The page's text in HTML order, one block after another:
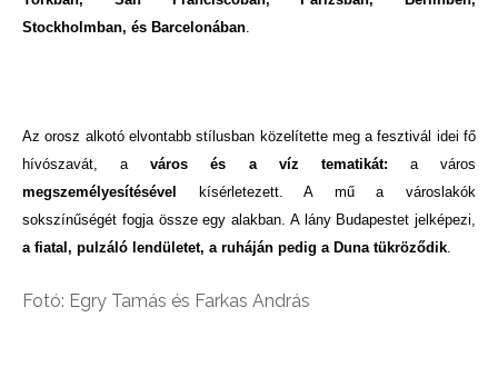
Stockholmban, és Barcelonában.
Az orosz alkotó elvontabb stílusban közelítette meg a fesztivál idei fő
hívószavát, aváros és a víz tematikát: a város
megszemélyesítésével
kísérletezett. A mű a városlakók
sokszínűségét fogja össze egy alakban. A lány Budapestet jelképezi,
a fiatal, pulzáló lendületet, a ruháján pedig a Duna tükröződik.
Fotó: Egry Tamás és Farkas András